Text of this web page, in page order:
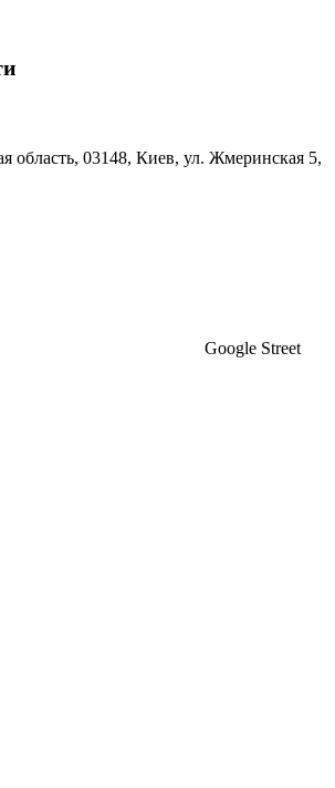
область, 03148, Киев, ул. Жмеринская 5,
Google Street